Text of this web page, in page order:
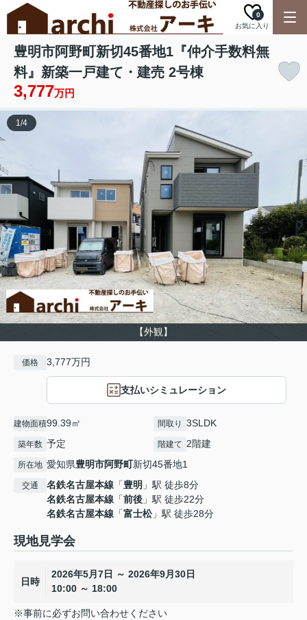
お気に入り
0
豊明市阿野町新切45番地1『仲介手数料無
料』新築一戸建て・建売 2号棟
3,777万円
【外観】
1/4
価格 3,777万円
支払いシミュレーション
建物面積99.39㎡ 間取り 3SLDK
築年数 予定 階建て 2階建
所在地 愛知県豊明市阿野町新切45番地1
交通 名鉄名古屋本線 「豊明 」駅 徒歩8分
名鉄名古屋本線 「前後 」駅 徒歩22分
名鉄名古屋本線 「富士松」駅 徒歩28分
現地見学会
日時
2026年5月7日 ～ 2026年9月30日
10:00 ～ 18:00
※事前に必ずお問い合わせください